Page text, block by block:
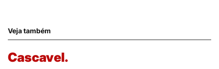
Veja também
Cascavel.